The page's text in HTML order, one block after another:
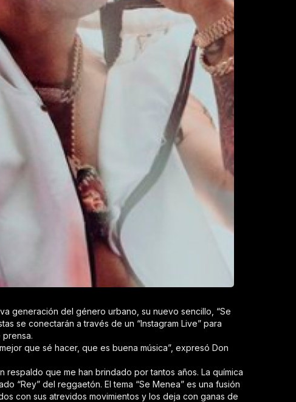
generación del género urbano, su nuevo sencillo, “Se
se conectarán a través de un “Instagram Live” para
prensa.
que sé hacer, que es buena música”, expresó Don
que me han brindado por tantos años. La química
“Rey” del reggaetón. El tema “Se Menea” es una fusión
con sus atrevidos movimientos y los deja con ganas de